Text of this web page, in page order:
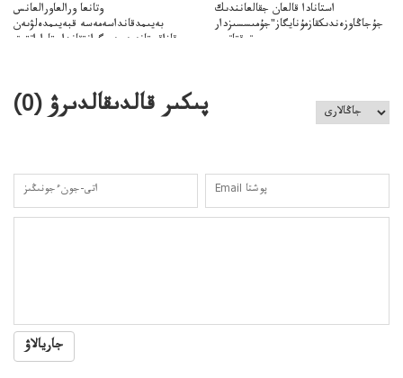
وتانعا ورالعاورالعانس
بەيىمدقانداسەمەسە قبەيىمدەلۋىەن
قازاقستانەمەسەميگرانتقانداستاراراتتىق
استانادا قالعان جقالعانندىك
جۇجاڭاوزەندىكقازمۇنايگاز"جۇمىسسىزدار
توقتاتىپ
پىكىر قالدىقالدىرۋ (0
)
جاريالاۋ